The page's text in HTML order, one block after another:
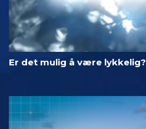
Er det mulig å være lykkelig?